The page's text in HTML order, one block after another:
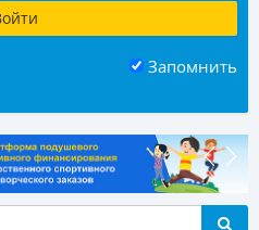
Запомнить